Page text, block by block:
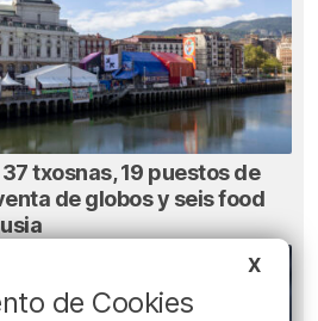
txosnas, 19 puestos de
de globos y seis food
X
de Cookies